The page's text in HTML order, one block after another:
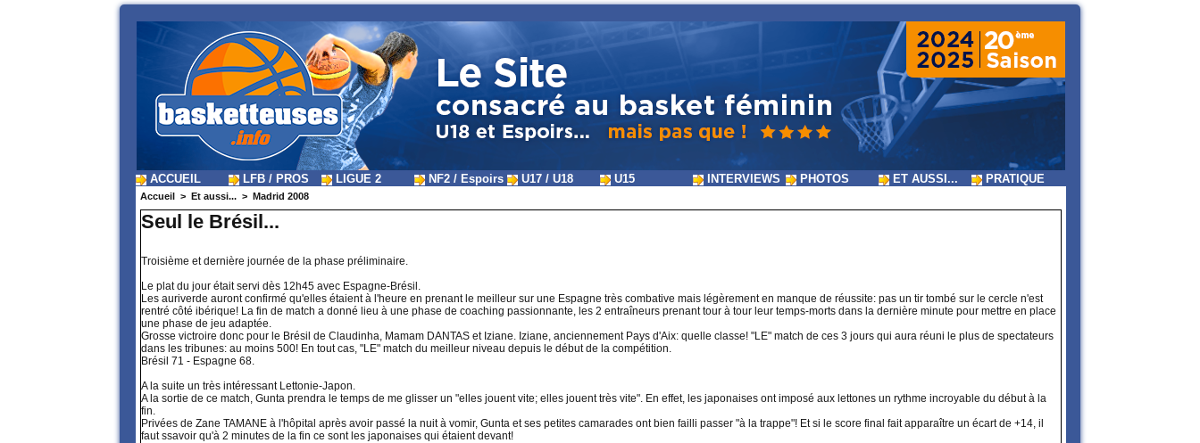
ACCUEIL LFB / PROS LIGUE 2 NF2 / Espoirs U17 / U18 U15 INTERVIEWS PHOTOS ET AUSSI... PRATIQUE
Accueil > Et aussi... > Madrid 2008
Seul le Brésil...
Troisième et dernière journée de la phase préliminaire.
Le plat du jour était servi dès 12h45 avec Espagne-Brésil.
Les auriverde auront confirmé qu'elles étaient à l'heure en prenant le meilleur sur une Espagne très combative mais légèrement en manque de réussite: pas un tir tombé sur le cercle n'est
rentré côté ibérique! La fin de match a donné lieu à une phase de coaching passionnante, les 2 entraîneurs prenant tour à tour leur temps-morts dans la dernière minute pour mettre en place
une phase de jeu adaptée.
Grosse victroire donc pour le Brésil de Claudinha, Mamam DANTAS et Iziane. Iziane, anciennement Pays d'Aix: quelle classe! "LE" match de ces 3 jours qui aura réuni le plus de spectateurs
dans les tribunes: au moins 500! En tout cas, "LE" match du meilleur niveau depuis le début de la compétition.
Brésil 71 - Espagne 68.
A la suite un très intéressant Lettonie-Japon.
A la sortie de ce match, Gunta prendra le temps de me glisser un "elles jouent vite; elles jouent très vite". En effet, les japonaises ont imposé aux lettones un rythme incroyable du début à la
fin.
Privées de Zane TAMANE à l'hôpital après avoir passé la nuit à vomir, Gunta et ses petites camarades ont bien failli passer "à la trappe"! Et si le score final fait apparaître un écart de +14, il
faut ssavoir qu'à 2 minutes de la fin ce sont les japonaises qui étaient devant!